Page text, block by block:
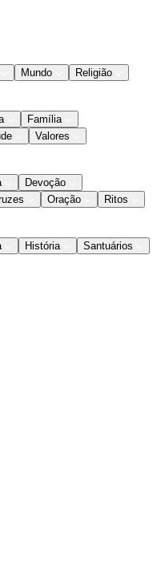
Mundo
Religião
Família
Valores
Devoção
Oração
Ritos
História
Santuários